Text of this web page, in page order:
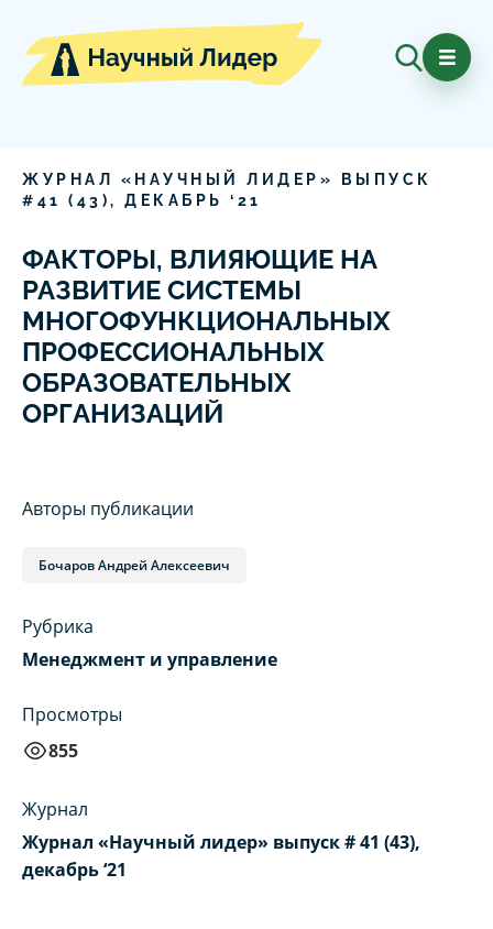
ЖУРНАЛ «НАУЧНЫЙ ЛИДЕР» ВЫПУСК
# 41 ( 43 ), ДЕКАБРЬ ‘ 21
ФАКТОРЫ, ВЛИЯЮЩИЕ НА
РАЗВИТИЕ СИСТЕМЫ
МНОГОФУНКЦИОНАЛЬНЫХ
ПРОФЕССИОНАЛЬНЫХ
ОБРАЗОВАТЕЛЬНЫХ
ОРГАНИЗАЦИЙ
Авторы публикации
Бочаров Андрей Алексеевич
Рубрика
Менеджмент и управление
Просмотры
855
Журнал
Журнал «Научный лидер» выпуск # 41 (43),
декабрь ‘21